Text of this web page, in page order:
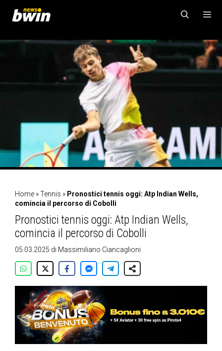
contenuto
MENU
Home »Tennis » Pronostici tennis oggi: Atp Indian Wells,
comincia il percorso di Cobolli
Pronostici tennis oggi: Atp Indian Wells,
comincia il percorso di Cobolli
05.03.2025 di Massimiliano Ciancaglioni